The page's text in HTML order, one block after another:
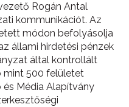
Rogán Antal
kommunikációt. Az
módon befolyásolja
állami hirdetési pénzek
által kontrollált
mint 500 felületet
Média Alapítvány